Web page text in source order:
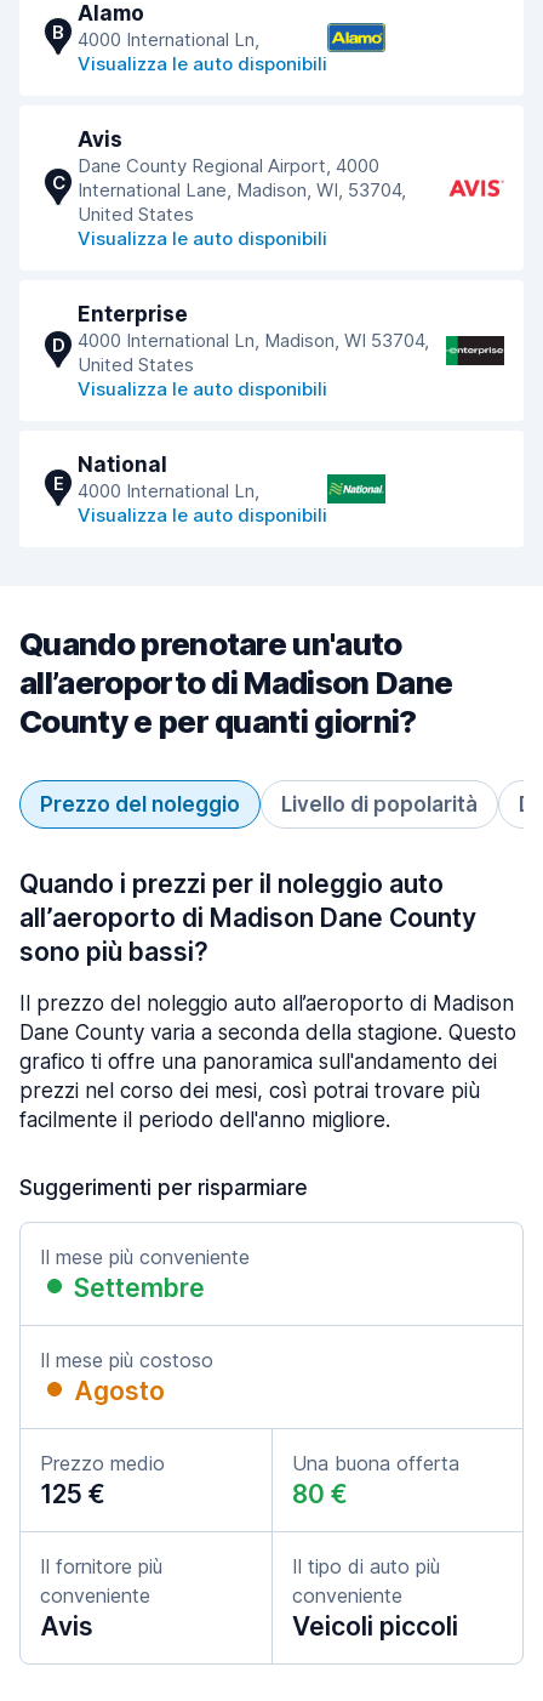
B
Alamo
4000 International Ln,
Visualizza le auto disponibili
C
Avis
Dane County Regional Airport, 4000
International Lane, Madison, WI, 53704,
United States
Visualizza le auto disponibili
D
Enterprise
4000 International Ln, Madison, WI 53704,
United States
Visualizza le auto disponibili
E
National
4000 International Ln,
Visualizza le auto disponibili
Quando prenotare un'auto
all’aeroporto di Madison Dane
County e per quanti giorni?
Prezzo del noleggio Livello di popolarità
Quando i prezzi per il noleggio auto
all’aeroporto di Madison Dane County
sono più bassi?
Il prezzo del noleggio auto all’aeroporto di Madison
Dane County varia a seconda della stagione. Questo
grafico ti offre una panoramica sull'andamento dei
prezzi nel corso dei mesi, così potrai trovare più
facilmente il periodo dell'anno migliore.
Suggerimenti per risparmiare
Il mese più conveniente
Settembre
Il mese più costoso
Agosto
Prezzo medio
125 €
Una buona offerta
80 €
Il fornitore più
conveniente
Avis
Il tipo di auto più
conveniente
Veicoli piccoli